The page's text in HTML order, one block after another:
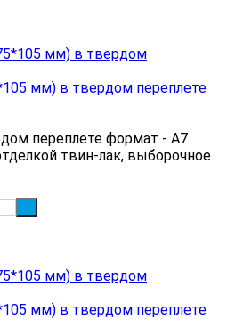
мм) в твердом переплете
переплете формат - А7
твин-лак, выборочное
мм) в твердом переплете